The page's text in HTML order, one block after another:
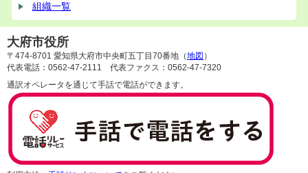
組織一覧
大府市役所
〒474-8701 愛知県大府市中央町五丁目70番地（地図 ）
代表電話：0562-47-2111 代表ファクス：0562-47-7320
通訳オペレータを通じて手話で電話ができます。